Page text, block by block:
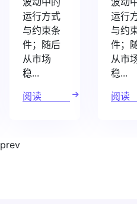
运行方式
与约束条
件；随后
从市场
稳...
阅读
运行
与约
件；
从市
稳...
阅读
prev